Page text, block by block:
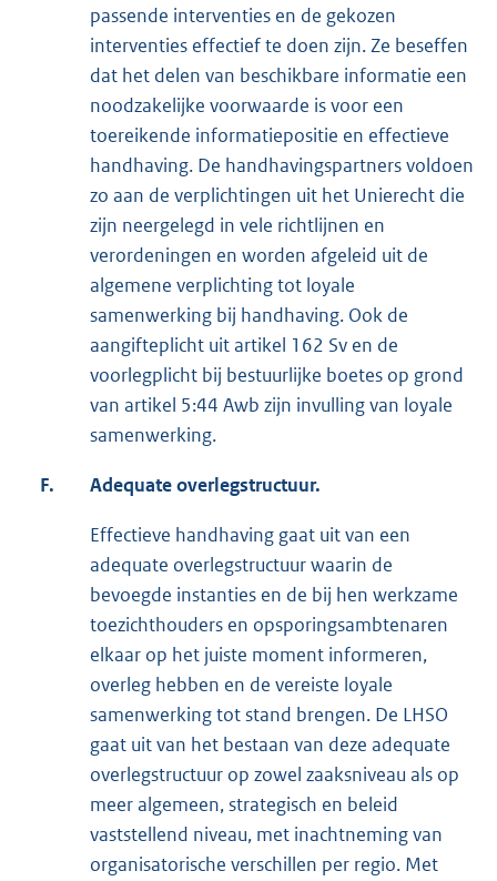
passende interventies en de gekozen
interventies effectief te doen zijn. Ze beseffen
dat het delen van beschikbare informatie een
noodzakelijke voorwaarde is voor een
toereikende informatiepositie en effectieve
handhaving. De handhavingspartners voldoen
zo aan de verplichtingen uit het Unierecht die
zijn neergelegd in vele richtlijnen en
verordeningen en worden afgeleid uit de
algemene verplichting tot loyale
samenwerking bij handhaving. Ook de
aangifteplicht uit artikel 162 Sv en de
voorlegplicht bij bestuurlijke boetes op grond
van artikel 5:44 Awb zijn invulling van loyale
samenwerking.
F. Adequate overlegstructuur.
Effectieve handhaving gaat uit van een
adequate overlegstructuur waarin de
bevoegde instanties en de bij hen werkzame
toezichthouders en opsporingsambtenaren
elkaar op het juiste moment informeren,
overleg hebben en de vereiste loyale
samenwerking tot stand brengen. De LHSO
gaat uit van het bestaan van deze adequate
overlegstructuur op zowel zaaksniveau als op
meer algemeen, strategisch en beleid
vaststellend niveau, met inachtneming van
organisatorische verschillen per regio. Met